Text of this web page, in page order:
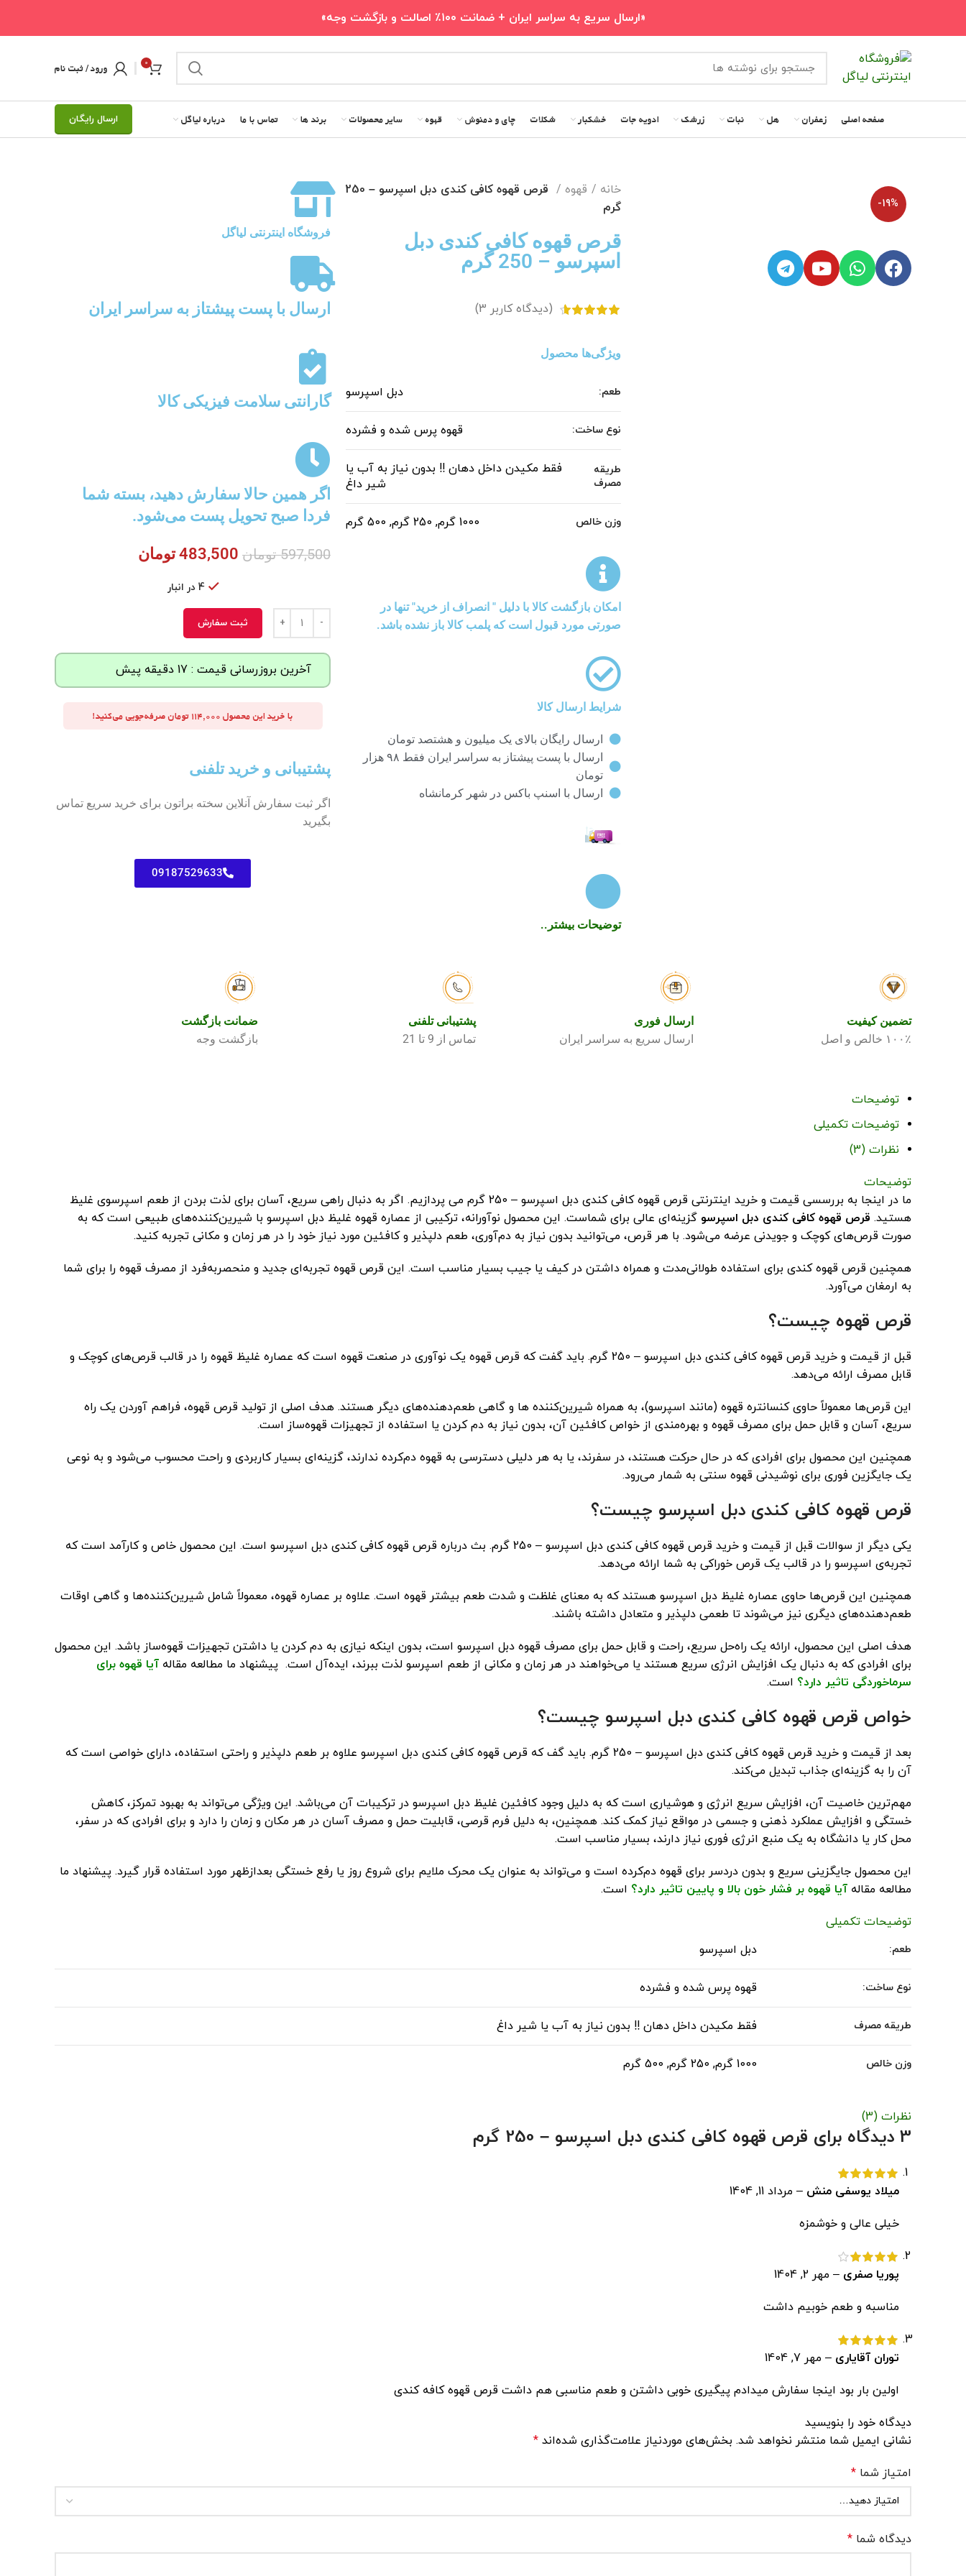
«ارسال سریع به سراسر ایران + ضمانت ۱۰۰٪ اصالت و بازگشت وجه»
0 ورود / ثبت نام
صفحه اصلی زعفران هل نبات زرشک ادویه جات خشکبار شکلات چای و دمنوش قهوه سایر محصولات برند ها تماس با ما درباره لیاگل ارسال رایگان
-19%
بزرگنمایی تصویر
خانه قهوه
قرص قهوه کافی کندی دبل اسپرسو – 250
گرم
قرص قهوه کافی کندی دبل
اسپرسو – 250 گرم
(دیدگاه کاربر 3
)
ویژگی‌ها محصول
طعم: دبل اسپرسو
نوع ساخت: قهوه پرس شده و فشرده
طریقه
مصرف
فقط مکیدن داخل دهان !! بدون نیاز به آب یا
شیر داغ
وزن خالص 1000 گرم, 250 گرم, 500 گرم
امکان بازگشت کالا با دلیل " انصراف از خرید" تنها در
صورتی مورد قبول است که پلمب کالا باز نشده باشد.
شرایط ارسال کالا
ارسال رایگان بالای یک میلیون و هشتصد تومان
ارسال با پست پیشتاز به سراسر ایران فقط ۹۸ هزار
تومان
ارسال با اسنپ باکس در شهر کرمانشاه
توضیحات بیشتر..
فروشگاه اینترنتی لیاگل
ارسال با پست پیشتاز به سراسر ایران
گارانتی سلامت فیزیکی کالا
اگر همین حالا سفارش دهید، بسته شما
فردا صبح تحویل پست می‌شود.
597,500 تومان 483,500 تومان
4 در انبار
ثبت سفارش
آخرین بروزرسانی قیمت : 17 دقیقه پیش
با خرید این محصول ۱۱۴,۰۰۰ تومان صرفه‌جویی می‌کنید!
پشتیبانی و خرید تلفنی
اگر ثبت سفارش آنلاین سخته براتون برای خرید سریع تماس
بگیرید
09187529633
تضمین کیفیت
۱۰۰٪ خالص و اصل
ارسال فوری
ارسال سریع به سراسر ایران
پشتیبانی تلفنی
تماس از 9 تا 21
ضمانت بازگشت
بازگشت وجه
توضیحات
توضیحات تکمیلی
نظرات (3)
توضیحات
ما در اینجا به بررسسی قیمت و خرید اینترنتی قرص قهوه کافی کندی دبل اسپرسو – 250 گرم می پردازیم. اگر به دنبال راهی سریع، آسان برای لذت بردن از طعم اسپرسوی غلیظ
هستید. قرص قهوه کافی کندی دبل اسپرسو گزینه‌ای عالی برای شماست. این محصول نوآورانه، ترکیبی از عصاره قهوه غلیظ دبل اسپرسو با شیرین‌کننده‌های طبیعی است که به
صورت قرص‌های کوچک و جویدنی عرضه می‌شود. با هر قرص، می‌توانید بدون نیاز به دم‌آوری، طعم دلپذیر و کافئین مورد نیاز خود را در هر زمان و مکانی تجربه کنید.
همچنین قرص قهوه کندی برای استفاده طولانی‌مدت و همراه داشتن در کیف یا جیب بسیار مناسب است. این قرص قهوه تجربه‌ای جدید و منحصربه‌فرد از مصرف قهوه را برای شما
به ارمغان می‌آورد.
قرص قهوه چیست؟
قبل از قیمت و خرید قرص قهوه کافی کندی دبل اسپرسو – 250 گرم. باید گفت که قرص قهوه یک نوآوری در صنعت قهوه است که عصاره غلیظ قهوه را در قالب قرص‌های کوچک و
قابل مصرف ارائه می‌دهد.
این قرص‌ها معمولاً حاوی کنسانتره قهوه (مانند اسپرسو)، به همراه شیرین‌کننده‌ ها و گاهی طعم‌دهنده‌های دیگر هستند. هدف اصلی از تولید قرص قهوه، فراهم آوردن یک راه
سریع، آسان و قابل حمل برای مصرف قهوه و بهره‌مندی از خواص کافئین آن، بدون نیاز به دم کردن یا استفاده از تجهیزات قهوه‌ساز است.
همچنین این محصول برای افرادی که در حال حرکت هستند، در سفرند، یا به هر دلیلی دسترسی به قهوه دم‌کرده ندارند، گزینه‌ای بسیار کاربردی و راحت محسوب می‌شود و به نوعی
یک جایگزین فوری برای نوشیدنی قهوه سنتی به شمار می‌رود.
قرص قهوه کافی کندی دبل اسپرسو چیست؟
یکی دیگر از سوالات قبل از قیمت و خرید قرص قهوه کافی کندی دبل اسپرسو – 250 گرم. بث درباره قرص قهوه کافی کندی دبل اسپرسو است. این محصول خاص و کارآمد است که
تجربه‌ی اسپرسو را در قالب یک قرص خوراکی به شما ارائه می‌دهد.
همچنین این قرص‌ها حاوی عصاره غلیظ دبل اسپرسو هستند که به معنای غلظت و شدت طعم بیشتر قهوه است. علاوه بر عصاره قهوه، معمولاً شامل شیرین‌کننده‌ها و گاهی اوقات
طعم‌دهنده‌های دیگری نیز می‌شوند تا طعمی دلپذیر و متعادل داشته باشند.
هدف اصلی این محصول، ارائه یک راه‌حل سریع، راحت و قابل حمل برای مصرف قهوه دبل اسپرسو است، بدون اینکه نیازی به دم کردن یا داشتن تجهیزات قهوه‌ساز باشد. این محصول
برای افرادی که به دنبال یک افزایش انرژی سریع هستند یا می‌خواهند در هر زمان و مکانی از طعم اسپرسو لذت ببرند، ایده‌آل است. پیشنهاد ما مطالعه مقاله آیا قهوه برای
سرماخوردگی تاثیر دارد؟ است.
خواص قرص قهوه کافی کندی دبل اسپرسو چیست؟
بعد از قیمت و خرید قرص قهوه کافی کندی دبل اسپرسو – 250 گرم. باید گف که قرص قهوه کافی کندی دبل اسپرسو علاوه بر طعم دلپذیر و راحتی استفاده، دارای خواصی است که
آن را به گزینه‌ای جذاب تبدیل می‌کند.
مهم‌ترین خاصیت آن، افزایش سریع انرژی و هوشیاری است که به دلیل وجود کافئین غلیظ دبل اسپرسو در ترکیبات آن می‌باشد. این ویژگی می‌تواند به بهبود تمرکز، کاهش
خستگی و افزایش عملکرد ذهنی و جسمی در مواقع نیاز کمک کند. همچنین، به دلیل فرم قرصی، قابلیت حمل و مصرف آسان در هر مکان و زمان را دارد و برای افرادی که در سفر،
محل کار یا دانشگاه به یک منبع انرژی فوری نیاز دارند، بسیار مناسب است.
این محصول جایگزینی سریع و بدون دردسر برای قهوه دم‌کرده است و می‌تواند به عنوان یک محرک ملایم برای شروع روز یا رفع خستگی بعدازظهر مورد استفاده قرار گیرد. پیشنهاد ما
مطالعه مقاله آیا قهوه بر فشار خون بالا و پایین تاثیر دارد؟ است.
توضیحات تکمیلی
طعم: دبل اسپرسو
نوع ساخت: قهوه پرس شده و فشرده
طریقه مصرف فقط مکیدن داخل دهان !! بدون نیاز به آب یا شیر داغ
وزن خالص 1000 گرم, 250 گرم, 500 گرم
نظرات (3)
3 دیدگاه برای قرص قهوه کافی کندی دبل اسپرسو – 250 گرم
میلاد یوسفی منش – مرداد 11, 1404
خیلی عالی و خوشمزه
پوریا صفری – مهر 2, 1404
مناسبه و طعم خوبیم داشت
توران آقایاری – مهر 7, 1404
اولین بار بود اینجا سفارش میدادم پیگیری خوبی داشتن و طعم مناسبی هم داشت قرص قهوه کافه کندی
دیدگاه خود را بنویسید
نشانی ایمیل شما منتشر نخواهد شد. بخش‌های موردنیاز علامت‌گذاری شده‌اند *
امتیاز شما *
دیدگاه شما *